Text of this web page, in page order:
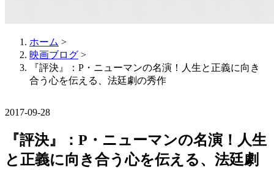
ホーム >
映画ブログ >
『評決』：P・ニューマンの名演！人生と正義に向き
合う心を伝える、法廷劇の秀作
2017-09-28
『評決』：P・ニューマンの名演！人生
と正義に向き合う心を伝える、法廷劇